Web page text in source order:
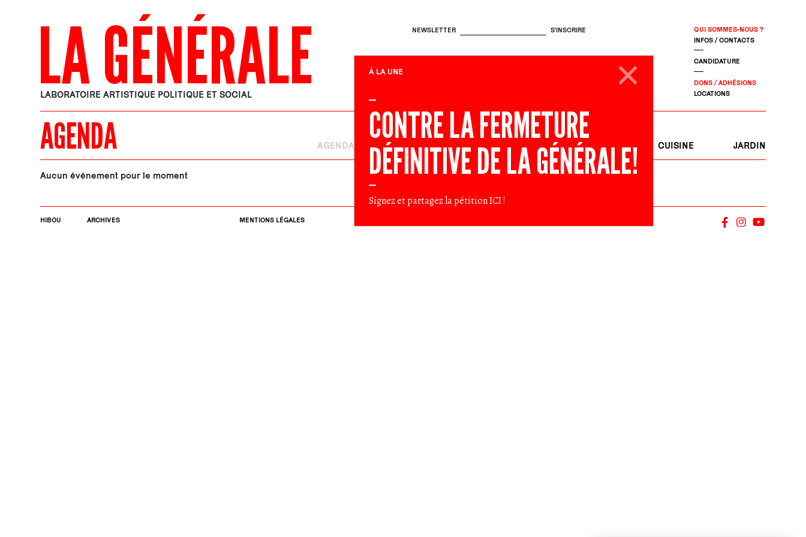
LA GÉNÉRALE
LABORATOIRE ARTISTIQUE POLITIQUE ET SOCIAL
NEWSLETTER
QUI SOMMES-NOUS ?
INFOS / CONTACTS
CANDIDATURE
DONS / ADHÉSIONS
LOCATIONS
AGENDA AGENDA EN LUTTE RENDEZ-VOUS JOURNAL CUISINE JARDIN
Aucun événement pour le moment
HIBOU ARCHIVES MENTIONS LÉGALES
À LA UNE
CONTRE LA FERMETURE
DÉFINITIVE DE LA GÉNÉRALE!
Signez et partagez la pétitionICI!